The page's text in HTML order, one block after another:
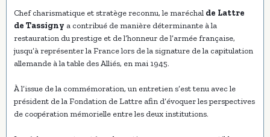
Chef charismatique et stratège reconnu, le maréchal de Lattre
de Tassigny a contribué de manière déterminante à la
restauration du prestige et de l’honneur de l’armée française,
jusqu’à représenter la France lors de la signature de la capitulation
allemande à la table des Alliés, en mai 1945.
À l’issue de la commémoration, un entretien s’est tenu avec le
président de la Fondation de Lattre afin d’évoquer les perspectives
de coopération mémorielle entre les deux institutions.